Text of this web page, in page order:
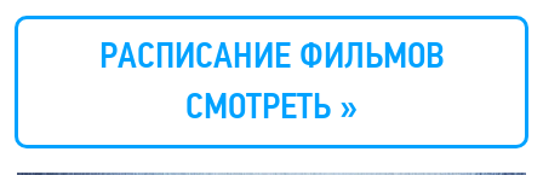
РАСПИСАНИЕ ФИЛЬМОВ
СМОТРЕТЬ »